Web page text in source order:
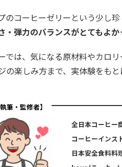
のコーヒーゼリーという少し珍
・弾力のバランスがとてもよか
では、気になる原材料やカロ
の楽しみ方まで、実体験をも
筆・監修者】
全日本コーヒー
コーヒーインス
日本安全食料料